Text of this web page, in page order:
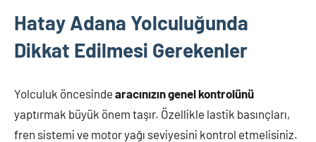
Hatay Adana Yolculuğunda
Dikkat Edilmesi Gerekenler
Yolculuk öncesinde aracınızın genel kontrolünü
yaptırmak büyük önem taşır. Özellikle lastik basınçları,
fren sistemi ve motor yağı seviyesini kontrol etmelisiniz.